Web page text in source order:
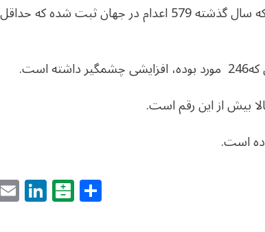
بیش از این رقم است.
است.
EmailLinkedIn
Balatarin